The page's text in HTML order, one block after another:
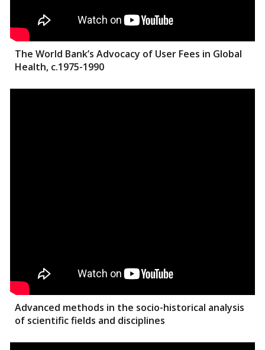
The World Bank’s Advocacy of User Fees in Global
Health, c.1975-1990
Advanced methods in the socio-historical analysis
of scientific fields and disciplines